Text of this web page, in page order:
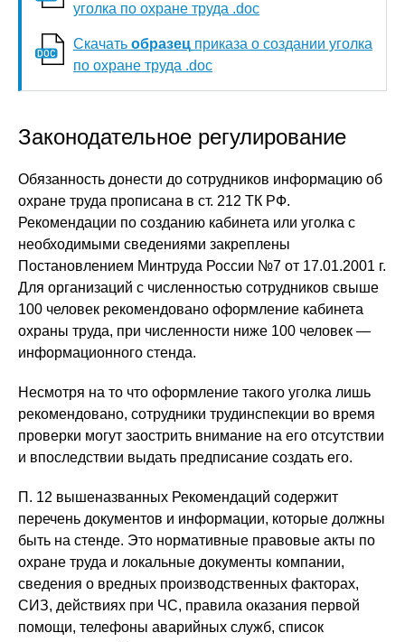
уголка по охране труда .doc
Скачать образец приказа о создании уголка
по охране труда .doc
Законодательное регулирование
Обязанность донести до сотрудников информацию об
охране труда прописана в ст. 212 ТК РФ.
Рекомендации по созданию кабинета или уголка с
необходимыми сведениями закреплены
Постановлением Минтруда России №7 от 17.01.2001 г.
Для организаций с численностью сотрудников свыше
100 человек рекомендовано оформление кабинета
охраны труда, при численности ниже 100 человек —
информационного стенда.
Несмотря на то что оформление такого уголка лишь
рекомендовано, сотрудники трудинспекции во время
проверки могут заострить внимание на его отсутствии
и впоследствии выдать предписание создать его.
П. 12 вышеназванных Рекомендаций содержит
перечень документов и информации, которые должны
быть на стенде. Это нормативные правовые акты по
охране труда и локальные документы компании,
сведения о вредных производственных факторах,
СИЗ, действиях при ЧС, правила оказания первой
помощи, телефоны аварийных служб, список